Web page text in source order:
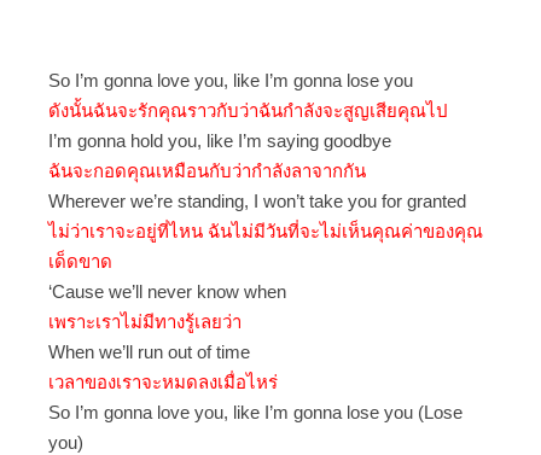
So I’m gonna love you, like I’m gonna lose you
ดังนั้นฉันจะรักคุณราวกับว่าฉันกำลังจะสูญเสียคุณไป
I’m gonna hold you, like I’m saying goodbye
ฉันจะกอดคุณเหมือนกับว่ากำลังลาจากกัน
Wherever we’re standing, I won’t take you for granted
ไม่ว่าเราจะอยู่ที่ไหน ฉันไม่มีวันที่จะไม่เห็นคุณค่าของคุณ
เด็ดขาด
‘Cause we’ll never know when
เพราะเราไม่มีทางรู้เลยว่า
When we’ll run out of time
เวลาของเราจะหมดลงเมื่อไหร่
So I’m gonna love you, like I’m gonna lose you (Lose
you)